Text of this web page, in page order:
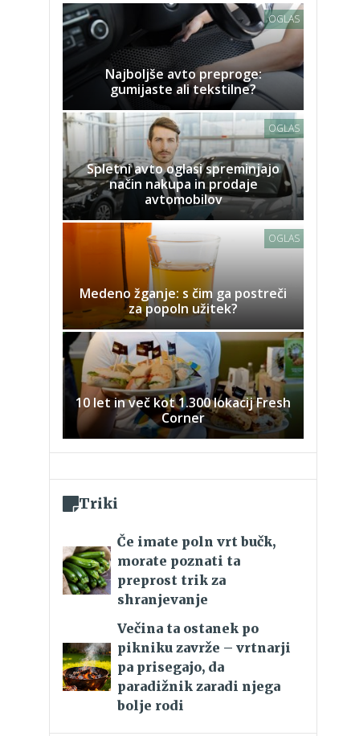
OGLAS
Najboljše avto preproge:
gumijaste ali tekstilne?
OGLAS
Spletni avto oglasi spreminjajo
način nakupa in prodaje
avtomobilov
OGLAS
Medeno žganje: s čim ga postreči
za popoln užitek?
10 let in več kot 1.300 lokacij Fresh
Corner
Triki
Če imate poln vrt bučk,
morate poznati ta
preprost trik za
shranjevanje
Večina ta ostanek po
pikniku zavrže – vrtnarji
pa prisegajo, da
paradižnik zaradi njega
bolje rodi